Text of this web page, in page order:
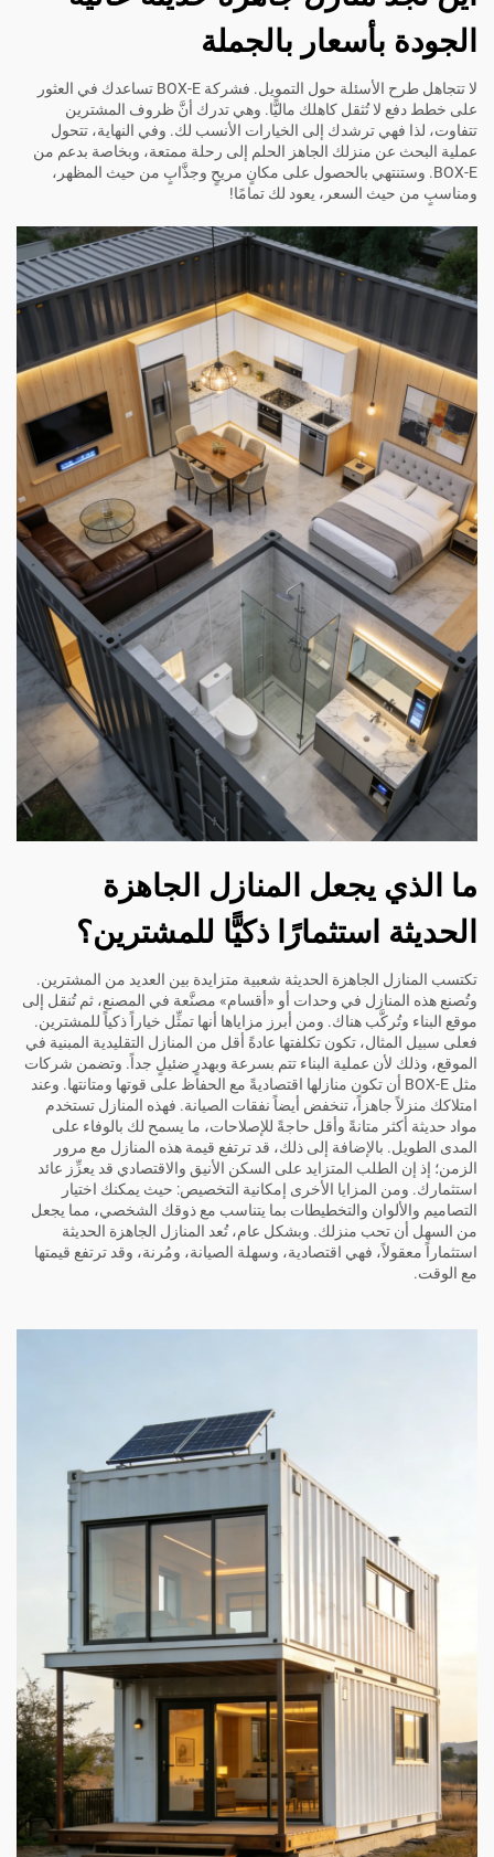
الجودة بأسعار بالجملة
لا تتجاهل طرح الأسئلة حول التمويل. فشركة BOX-E تساعدك في العثور
على خطط دفع لا تُثقل كاهلك ماليًّا. وهي تدرك أنَّ ظروف المشترين
تتفاوت، لذا فهي ترشدك إلى الخيارات الأنسب لك. وفي النهاية، تتحول
عملية البحث عن منزلك الجاهز الحلم إلى رحلة ممتعة، وبخاصة بدعم من
BOX-E. وستنتهي بالحصول على مكانٍ مريحٍ وجذَّابٍ من حيث المظهر،
ومناسبٍ من حيث السعر، يعود لك تمامًا!
ما الذي يجعل المنازل الجاهزة
الحديثة استثمارًا ذكيًّا للمشترين؟
تكتسب المنازل الجاهزة الحديثة شعبية متزايدة بين العديد من المشترين.
وتُصنع هذه المنازل في وحدات أو «أقسام» مصنَّعة في المصنع، ثم تُنقل إلى
موقع البناء وتُركَّب هناك. ومن أبرز مزاياها أنها تمثِّل خياراً ذكياً للمشترين.
فعلى سبيل المثال، تكون تكلفتها عادةً أقل من المنازل التقليدية المبنية في
الموقع، وذلك لأن عملية البناء تتم بسرعة وبهدرٍ ضئيلٍ جداً. وتضمن شركات
مثل BOX-E أن تكون منازلها اقتصاديةً مع الحفاظ على قوتها ومتانتها. وعند
امتلاكك منزلاً جاهزاً، تنخفض أيضاً نفقات الصيانة. فهذه المنازل تستخدم
مواد حديثة أكثر متانةً وأقل حاجةً للإصلاحات، ما يسمح لك بالوفاء على
المدى الطويل. بالإضافة إلى ذلك، قد ترتفع قيمة هذه المنازل مع مرور
الزمن؛ إذ إن الطلب المتزايد على السكن الأنيق والاقتصادي قد يعزِّز عائد
استثمارك. ومن المزايا الأخرى إمكانية التخصيص: حيث يمكنك اختيار
التصاميم والألوان والتخطيطات بما يتناسب مع ذوقك الشخصي، مما يجعل
من السهل أن تحب منزلك. وبشكل عام، تُعد المنازل الجاهزة الحديثة
استثماراً معقولاً، فهي اقتصادية، وسهلة الصيانة، ومُرنة، وقد ترتفع قيمتها
مع الوقت.